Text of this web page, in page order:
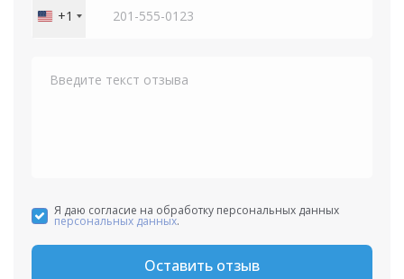
United
+1
Я даю согласие на обработку персональных данных
персональных данных.
Оставить отзыв